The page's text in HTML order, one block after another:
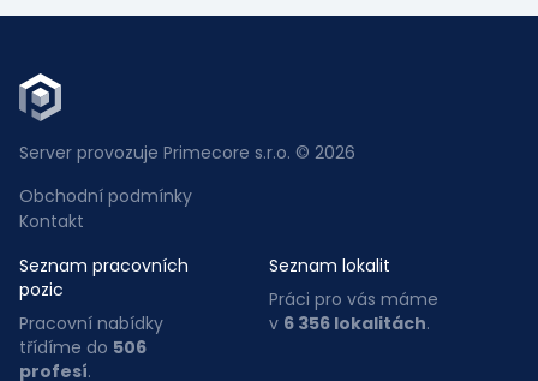
Server provozuje Primecore s.r.o. © 2026
Obchodní podmínky
Kontakt
Seznam pracovních
pozic
Pracovní nabídky
třídíme do 506
profesí.
Seznam lokalit
Práci pro vás máme
v 6 356 lokalitách.